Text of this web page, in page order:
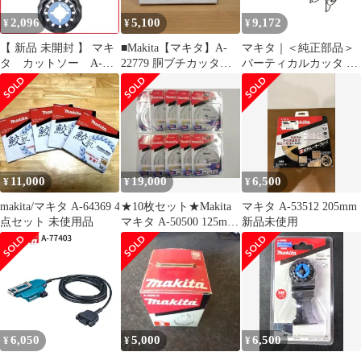
¥ 2,096
【 新品 未開封 】 マキ
タ カットソー A-
63909 未使用 送料無料
¥5,100
■Makita【マキタ】A-
22779 胴ブチカッタ
A25-3073、A25-3074
¥ 9,172
マキタ｜＜純正部品＞
バーティカルカッタ A-
76249
¥ 11,000
makita/マキタ A-64369 4
点セット 未使用品
¥19,000
★10枚セット★Makita
マキタ A-50500 125mm
タフコートチッ
¥6,500
マキタ A-53512 205mm
新品未使用
¥ 6,050 ¥5,000 ¥6,500